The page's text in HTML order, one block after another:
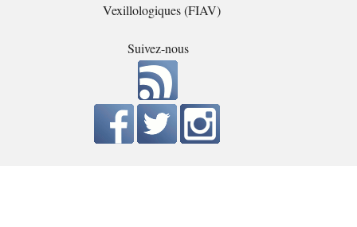
Vexillologiques (FIAV)
Suivez-nous